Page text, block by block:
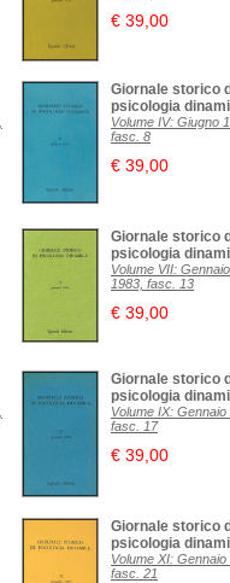
€ 39,00
Giornale storico
psicologia
Volume IV: Giugno
fasc. 8
€ 39,00
Giornale storico
psicologia
Volume VII: Gennaio
1983, fasc. 13
€ 39,00
Giornale storico
psicologia
Volume IX: Gennaio
fasc. 17
€ 39,00
Giornale storico
psicologia
Volume XI: Gennaio
fasc. 21